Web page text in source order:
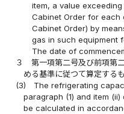
item, a value
Cabinet Order for each
Cabinet Order) by
gas in such equipment
The date of
３
第一項第二号及び前項第
める基準に従つて算定する
(3)
The refrigerating
paragraph (1) and item
be calculated in